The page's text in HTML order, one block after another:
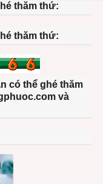
hcm-
thăm thứ:
thăm thứ:
có thể ghé thăm
và